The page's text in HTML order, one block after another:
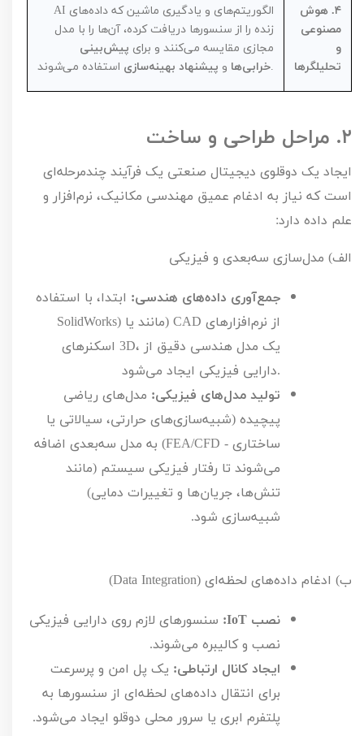
۴. هوش
مصنوعی
و
تحلیلگرها
الگوریتم‌های AI
زنده را از سنسورها دریافت کرده، آن‌ها را با مدل
مجازی مقایسه می‌کنند و برای پیش‌بینی
خرابی‌ها و پیشنهاد بهینه‌سازی استفاده می‌شوند.
۲. مراحل طراحی و ساخت
ایجاد یک دوقلوی دیجیتال صنعتی یک فرآیند چندمرحله‌ای
است که نیاز به ادغام عمیق مهندسی مکانیک، نرم‌افزار و
علم داده دارد:
الف) مدل‌سازی سه‌بعدی و فیزیکی
جمع‌آوری داده‌های هندسی: ابتدا، با استفاده
از نرم‌افزارهای CAD (مانند SolidWorks) یا
3D، یک مدل هندسی دقیق از
دارایی فیزیکی ایجاد می‌شود.
تولید مدل‌های فیزیکی: مدل‌های ریاضی
پیچیده (شبیه‌سازی‌های حرارتی، سیالاتی یا
ساختاری - FEA/CFD) به مدل سه‌بعدی اضافه
می‌شوند تا رفتار فیزیکی سیستم (مانند
تنش‌ها، جریان‌ها و تغییرات دمایی)
شبیه‌سازی شود.
ب) ادغام داده‌های لحظه‌ای (Data Integration
)
نصب IoT
: سنسورهای لازم روی دارایی فیزیکی
نصب و کالیبره می‌شوند.
ایجاد کانال ارتباطی: یک پل امن و پرسرعت
برای انتقال داده‌های لحظه‌ای از سنسورها به
پلتفرم ابری یا سرور محلی دوقلو ایجاد می‌شود.